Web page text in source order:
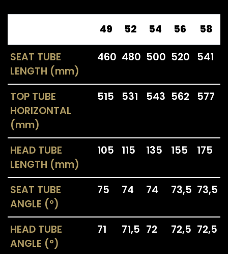
49 52 54 56 58
SEAT TUBE
LENGTH (mm)
460 480 500 520 541
TOP TUBE
HORIZONTAL
(mm)
515 531 543 562 577
HEAD TUBE
LENGTH (mm)
105 115 135 155 175
SEAT TUBE
ANGLE (°)
75 74 74 73,5 73,5
HEAD TUBE
ANGLE (°)
71 71,5 72 72,5 72,5